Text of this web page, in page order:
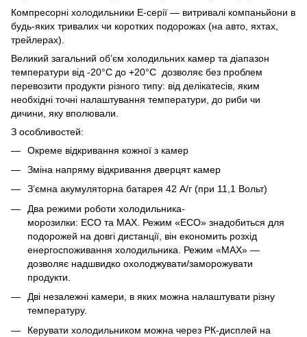
Компресорні холодильники Е-серії — витривалі компаньйони в
будь-яких тривалих чи коротких подорожах (на авто, яхтах,
трейлерах).
Великий загальний об’єм холодильних камер та діапазон
температури від -20°C до +20°C дозволяє без проблем
перевозити продукти різного типу: від делікатесів, яким
необхідні точні налаштування температури, до риби чи
дичини, яку вполювали.
З особливостей:
Окреме відкривання кожної з камер
Зміна напряму відкривання дверцят камер
З’ємна акумуляторна батарея 42 А/г (при 11,1 Вольт)
Два режими роботи холодильника-
морозилки: ECO та MAX. Режим «ECO» знадобиться для
подорожей на довгі дистанції, він економить розхід
енергоспоживання холодильника. Режим «MAX» —
дозволяє надшвидко охолоджувати/заморожувати
продукти.
Дві незалежні камери, в яких можна налаштувати різну
температуру.
Керувати холодильником можна через РК-дисплей на